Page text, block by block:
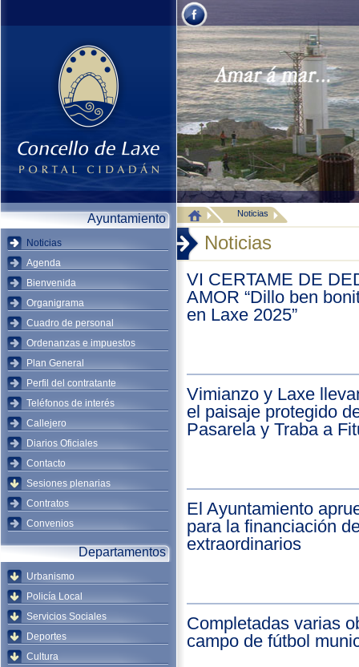
Ayuntamiento
Noticias
Agenda
Bienvenida
Organigrama
Cuadro de personal
Ordenanzas e impuestos
Plan General
Perfil del contratante
Teléfonos de interés
Callejero
Diarios Oficiales
Contacto
Sesiones plenarias
Contratos
Convenios
Departamentos
Urbanismo
Policía Local
Servicios Sociales
Deportes
Cultura
Noticias
Noticias
VI CERTAME DE
AMOR “Dillo ben
en Laxe 2025”
Vimianzo y Laxe
el paisaje protegido
Pasarela y Traba a
El Ayuntamiento
para la financiación
extraordinarios
Completadas varias
campo de fútbol